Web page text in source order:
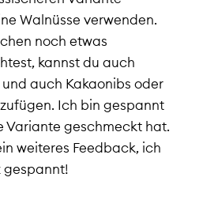
Walnüsse verwenden.
noch etwas
kannst du auch
auch Kakaonibs oder
Ich bin gespannt
Variante geschmeckt hat.
weiteres Feedback, ich
gespannt!